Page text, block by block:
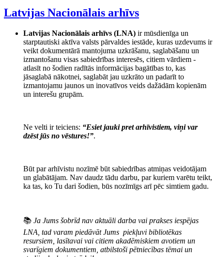
Latvijas Nacionālais arhīvs
Latvijas Nacionālais arhīvs (LNA) ir mūsdienīga un
starptautiski aktīva valsts pārvaldes iestāde, kuras uzdevums ir
veikt dokumentārā mantojuma uzkrāšanu, saglabāšanu un
izmantošanu visas sabiedrības interesēs, citiem vārdiem -
atlasīt no šodien radītās informācijas bagātības to, kas
jāsaglabā nākotnei, saglabāt jau uzkrāto un padarīt to
izmantojamu jaunos un inovatīvos veids dažādām kopienām
un interešu grupām.
Ne velti ir teiciens: “Esiet jauki pret arhīvistiem, viņi var
dzēst jūs no vēstures!”.
Būt par arhīvistu nozīmē būt sabiedrības atmiņas veidotājam
un glabātājam. Nav daudz tādu darbu, par kuriem varētu teikt,
ka tas, ko Tu dari šodien, būs nozīmīgs arī pēc simtiem gadu.
📚 Ja Jums šobrīd nav aktuāli darba vai prakses iespējas
LNA, tad varam piedāvāt Jums piekļuvi bibliotēkas
resursiem, lasītavai vai citiem akadēmiskiem avotiem un
svarīgiem dokumentiem, atbilstoši pētniecības tēmai un